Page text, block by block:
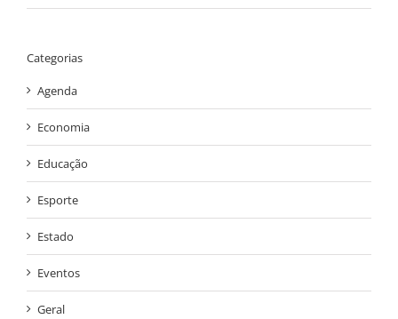
Categorias
Agenda
Economia
Educação
Esporte
Estado
Eventos
Geral